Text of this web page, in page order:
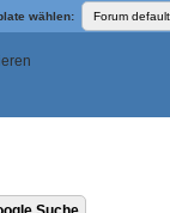
wählen: